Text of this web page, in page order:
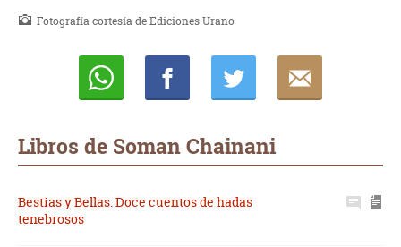
Fotografía cortesía de Ediciones Urano
Libros de Soman Chainani
Bestias y Bellas. Doce cuentos de hadas
tenebrosos